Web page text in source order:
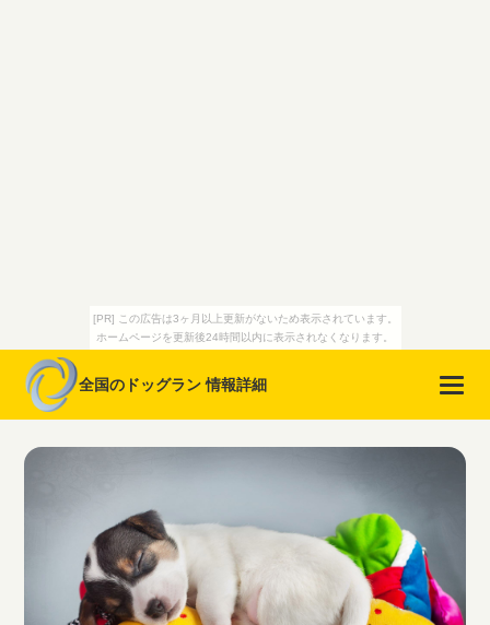
[PR] この広告は3ヶ月以上更新がないため表示されています。
ホームページを更新後24時間以内に表示されなくなります。
全国のドッグラン 情報詳細